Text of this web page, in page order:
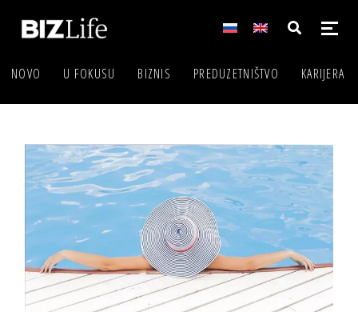
NOVO U FOKUSU BIZNIS PREDUZETNIŠTVO KARIJERA